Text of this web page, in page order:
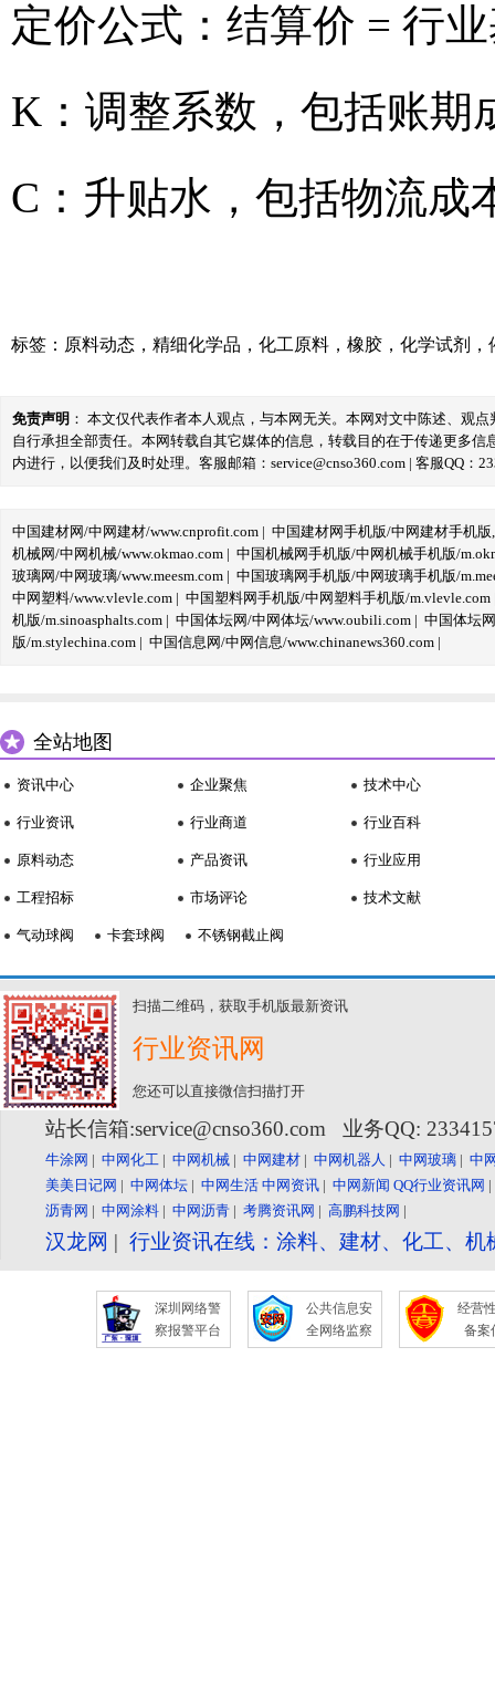
定价公式：结算价 = 行
K：调整系数，包括账期
C：升贴水，包括物流成
标签： 原料动态 ， 精细化学品 ， 化工原料 ， 橡胶 ， 化学试剂 ，
免责声明 ： 本文仅代表作者本人观点，与本网无关。本网对文中陈述、观
自行承担全部责任。本网转载自其它媒体的信息，转载目的在于传递更多
内进行，以便我们及时处理。客服邮箱：service@cnso360.com | 客服QQ：
中国建材网/中网建材/www.cnprofit.com | 中国建材网手机版/中网建材手机版
机械网/中网机械/www.okmao.com | 中国机械网手机版/中网机械手机版/
玻璃网/中网玻璃/www.meesm.com | 中国玻璃网手机版/中网玻璃手机版/
中网塑料/www.vlevle.com | 中国塑料网手机版/中网塑料手机版/m.vlevle.com
机版/m.sinoasphalts.com | 中国体坛网/中网体坛/www.oubili.com | 中国体坛
版/m.stylechina.com | 中国信息网/中网信息/www.chinanews360.com |
全站地图
资讯中心
行业资讯
原料动态
工程招标
企业聚焦
行业商道
产品资讯
市场评论
技术中心
行业百科
行业应用
技术文献
气动球阀 卡套球阀 不锈钢截止阀
扫描二维码，获取手机版最新资讯
行业资讯网
您还可以直接微信扫描打开
站长信箱:service@cnso360.com 业务QQ:
牛涂网 | 中网化工 | 中网机械 | 中网建材 | 中网机器人 | 中网玻璃 | 中
美美日记网 | 中网体坛 | 中网生活 中网资讯 | 中网新闻 QQ行业资讯网
沥青网 | 中网涂料 | 中网沥青 | 考腾资讯网 | 高鹏科技网 |
汉龙网 | 行业资讯在线：涂料、建材、化工、
深圳网络警
察报警平台
公共信息安
全网络监察
经营
备案